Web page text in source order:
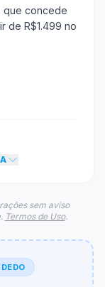
que concede
de R$1.499 no
um
compras.
sem aviso
Termos de Uso.